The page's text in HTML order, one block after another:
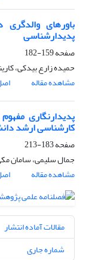
باور‌های والدگری
پدیدار‌شناسی
صفحه159-182
حمیده زارع بیدکی،
مشاهده مقاله
پدیدارنگاری
کار‌شناسی ارشد
صفحه183-213
جمال سلیمی، سامان
مشاهده مقاله
مقالات آماده انتشار
شماره جاری